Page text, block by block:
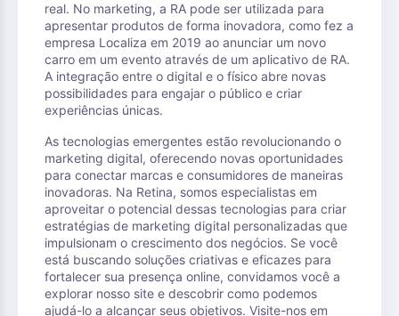
real. No marketing, a RA pode ser utilizada para
apresentar produtos de forma inovadora, como fez a
empresa Localiza em 2019 ao anunciar um novo
carro em um evento através de um aplicativo de RA.
A integração entre o digital e o físico abre novas
possibilidades para engajar o público e criar
experiências únicas.
As tecnologias emergentes estão revolucionando o
marketing digital, oferecendo novas oportunidades
para conectar marcas e consumidores de maneiras
inovadoras. Na Retina, somos especialistas em
aproveitar o potencial dessas tecnologias para criar
estratégias de marketing digital personalizadas que
impulsionam o crescimento dos negócios. Se você
está buscando soluções criativas e eficazes para
fortalecer sua presença online, convidamos você a
explorar nosso site e descobrir como podemos
ajudá-lo a alcançar seus objetivos. Visite-nos em